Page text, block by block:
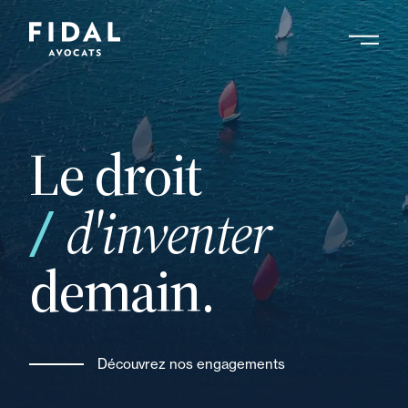
Aller
au
contenu
principal
Le droit
d'inventer
demain.
Découvrez nos engagements